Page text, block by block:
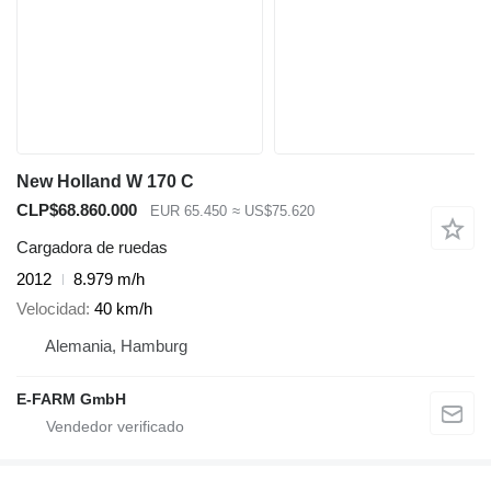
New Holland W 170 C
CLP$68.860.000
EUR 65.450 ≈ US$75.620
Cargadora de ruedas
2012
8.979 m/h
Velocidad 40 km/h
Alemania, Hamburg
E-FARM GmbH